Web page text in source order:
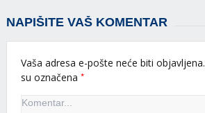
NAPIŠITE VAŠ KOMENTAR
Vaša adresa e-pošte neće biti objavljena.
su označena *